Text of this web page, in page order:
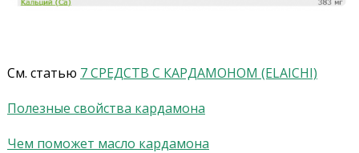
См. статью 7 СРЕДСТВ С КАРДАМОНОМ (ELAICHI)
Полезные свойства кардамона
Чем поможет масло кардамона